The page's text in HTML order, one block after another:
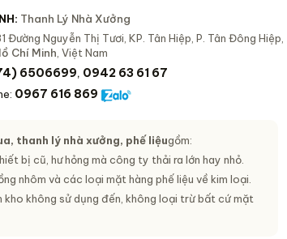
Thanh Lý Nhà Xưởng
Đường Nguyễn Thị Tươi, KP. Tân Hiệp, P. Tân Đông Hiệp,
Chí Minh , Việt Nam
6506699, 0942 63 61 67
0967 616 869
thanh lý nhà xưởng, phế liệugồm:
bị cũ, hư hỏng mà công ty thải ra lớn hay nhỏ.
nhôm và các loại mặt hàng phế liệu về kim loại.
không sử dụng đến, không loại trừ bất cứ mặt